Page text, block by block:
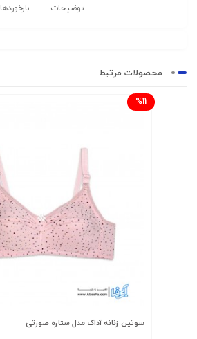
توضیحات بازخوردها
محصولات مرتبط
سوتین زنانه آداک مدل ستاره صورتی
%11